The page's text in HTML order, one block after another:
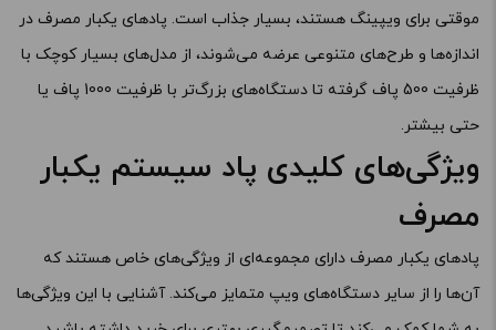
موقتی برای ویپینگ هستند، بسیار جذاب است. پادهای یکبار مصرف در
اندازه‌ها و طرح‌های متنوعی عرضه می‌شوند، از مدل‌های بسیار کوچک با
ظرفیت 500 پاف گرفته تا دستگاه‌های بزرگ‌تر با ظرفیت 1000 پاف یا
حتی بیشتر.
ویژگی‌های کلیدی پاد سیستم یکبار
مصرف
پادهای یکبار مصرف دارای مجموعه‌ای از ویژگی‌های خاص هستند که
آن‌ها را از سایر دستگاه‌های ویپ متمایز می‌کند. آشنایی با این ویژگی‌ها